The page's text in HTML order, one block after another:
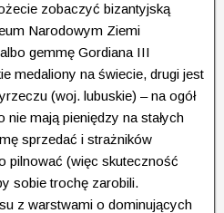
zobaczyć bizantyjską
Narodowym Ziemi
gemmę Gordiana III
medaliony na świecie, drugi jest
(woj. lubuskie) – na ogół
mają pieniędzy na stałych
sprzedać i strażników
pilnować (więc skuteczność
sobie trochę zarobili.
z warstwami o dominujących